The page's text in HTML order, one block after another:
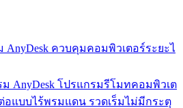
AnyDesk ควบคุมคอมพิวเตอร์ระยะไ
AnyDesk โปรแกรมรีโมทคอมพิวเต
อแบบไร้พรมแดน รวดเร็มไม่มีกระตุ